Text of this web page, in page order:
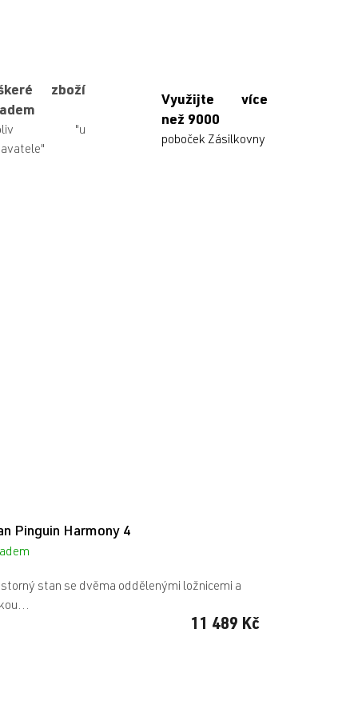
zboží
"u
Využijte více
než 9000
poboček Zásilkovny
Pinguin Harmony 4
11 489 Kč
stan se dvěma oddělenými ložnicemi a